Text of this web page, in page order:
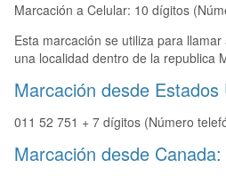
Marcación a Celular: 10 dígitos
Esta marcación se utiliza para
una localidad dentro de la republica
Marcación desde Estados
011 52 751 + 7 dígitos (Número
Marcación desde Canada: